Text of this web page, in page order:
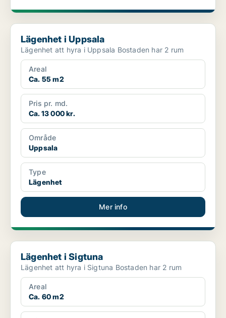
Lägenhet i Uppsala
Lägenhet i Uppsala
Lägenhet att hyra i Uppsala Bostaden har 2 rum
Areal
Ca. 55 m2
Pris pr. md.
Ca. 13 000 kr.
Område
Uppsala
Type
Lägenhet
Mer info
Lägenhet i Sigtuna
Lägenhet i Sigtuna
Lägenhet att hyra i Sigtuna Bostaden har 2 rum
Areal
Ca. 60 m2